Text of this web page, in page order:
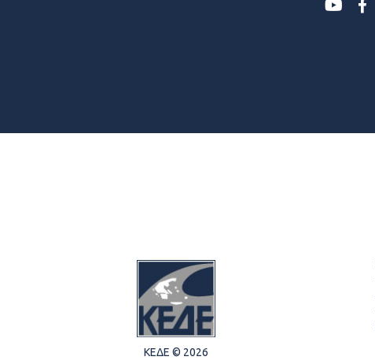
ΚΕΔΕ © 2026